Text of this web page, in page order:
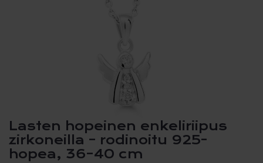
Lasten hopeinen enkeliriipus
zirkoneilla – rodinoitu 925-
hopea, 36–40 cm